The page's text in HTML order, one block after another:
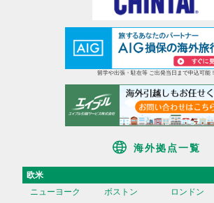
留学や出張・駐在等 ご出発当日まで申込可能！
海外拠点一覧
欧米
ニューヨーク
ボストン ロンドン